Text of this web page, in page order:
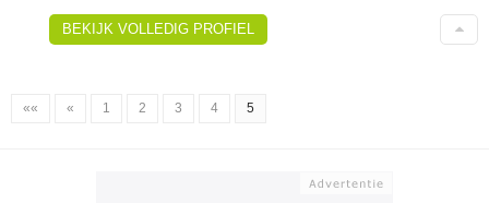
BEKIJK VOLLEDIG PROFIEL
«« « 1 2 3 4 5